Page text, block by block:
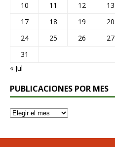
10
11 12 13
17
18 19 20
24
25 26 27
31
« Jul
PUBLICACIONES POR MES